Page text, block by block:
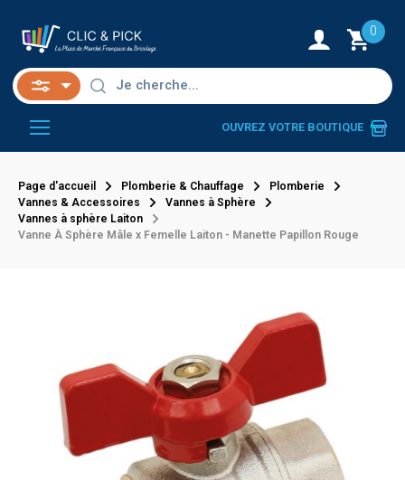
0
OUVREZ VOTRE BOUTIQUE
Page d'accueil Plomberie & Chauffage
Plomberie
Vannes & Accessoires
Vannes à Sphère
Vannes à sphère Laiton
Vanne À Sphère Mâle x Femelle Laiton - Manette Papillon Rouge